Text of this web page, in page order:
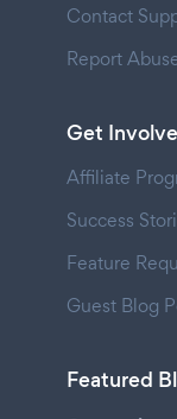
Contact
Report
Get
Affiliate
Success
Feature
Guest Blog
Featured